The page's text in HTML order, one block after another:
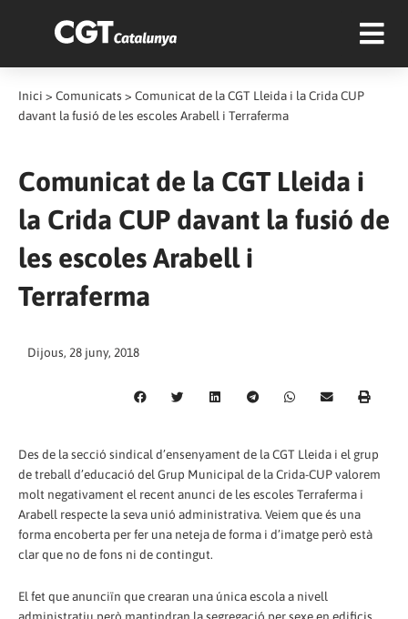
Inici > Comunicats > Comunicat de la CGT Lleida i la Crida CUP
davant la fusió de les escoles Arabell i Terraferma
Comunicat de la CGT Lleida i
la Crida CUP davant la fusió de
les escoles Arabell i
Terraferma
Dijous, 28 juny, 2018
Des de la secció sindical d’ensenyament de la CGT Lleida i el grup
de treball d’educació del Grup Municipal de la Crida-CUP valorem
molt negativament el recent anunci de les escoles Terraferma i
Arabell respecte la seva unió administrativa. Veiem que és una
forma encoberta per fer una neteja de forma i d’imatge però està
clar que no de fons ni de contingut.
El fet que anunciïn que crearan una única escola a nivell